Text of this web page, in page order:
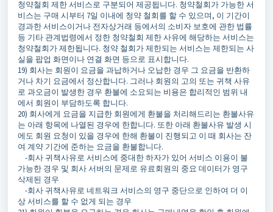
청약철회 제한 서비스로 구분되어 제공됩니다. 청약철회가 가능한 서
비스는 구매 시부터 7일 이내에 청약 철회를 할 수 있으며, 이 기간이
경과한 서비스이거나 전자상거래 등에서의 소비자 보호에 관한 법률
등 기타 관계법령에서 정한 청약철회 제한 사유에 해당하는 서비스는
청약철회가 제한됩니다. 청약 철회가 제한되는 서비스는 제한되는 사
실을 팝업 화면이나 연결 화면 등으로 표시합니다.
19) 회사는 회원이 요금을 과납하거나 오납한 경우 그 요금을 반환하
거나 차기 요금에서 정산합니다. 그러나 회원의 고의 또는 귀책 사유
로 과오금이 발생한 경우 환불에 소요되는 비용은 합리적인 범위 내
에서 회원이 부담하도록 합니다.
20) 회사에게 요금을 지급한 회원에게 환불을 처리해드리는 환불사유
는 아래 항목에 나열된 경우에 한합니다. 또한 아래 환불사유 발생 시
에도 회원 요청이 있을 경우에 한해 환불이 진행되고 이 때 회사는 잔
여 계약 기간에 준하는 요금을 환불합니다.
-회사 귀책사유로 서비스에 중대한 하자가 있어 서비스 이용이 불
가능한 경우 및 회사 서버의 문제로 유료회원의 중요 데이터가 영구
삭제된 경우
-회사 귀책사유로 네트워크 서비스의 영구 중단으로 인하여 더 이
상 서비스를 할 수 없게 되는 경우